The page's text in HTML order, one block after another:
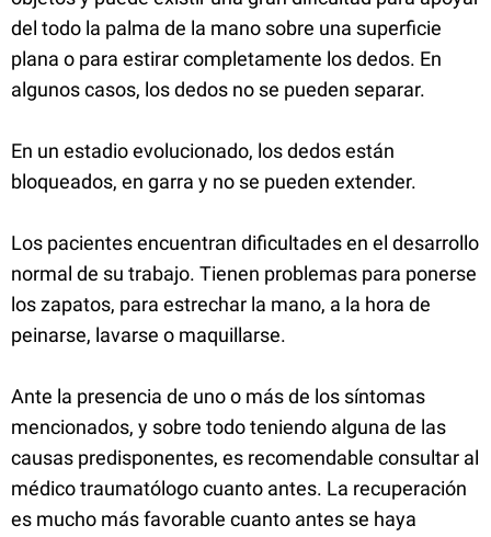
del todo la palma de la mano sobre una superficie
plana o para estirar completamente los dedos. En
algunos casos, los dedos no se pueden separar.
En un estadio evolucionado, los dedos están
bloqueados, en garra y no se pueden extender.
Los pacientes encuentran dificultades en el desarrollo
normal de su trabajo. Tienen problemas para ponerse
los zapatos, para estrechar la mano, a la hora de
peinarse, lavarse o maquillarse.
Ante la presencia de uno o más de los síntomas
mencionados, y sobre todo teniendo alguna de las
causas predisponentes, es recomendable consultar al
médico traumatólogo cuanto antes. La recuperación
es mucho más favorable cuanto antes se haya